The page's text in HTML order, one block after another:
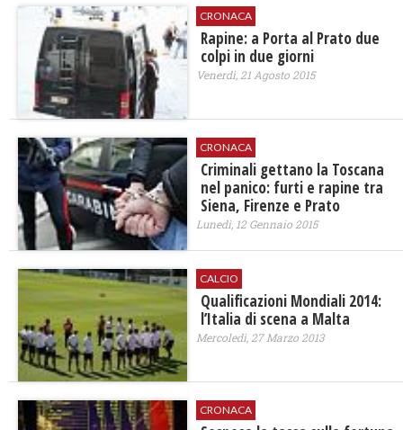
CRONACA
Rapine: a Porta al Prato due
colpi in due giorni
Venerdì, 21 Agosto 2015
CRONACA
Criminali gettano la Toscana
nel panico: furti e rapine tra
Siena, Firenze e Prato
Lunedì, 12 Gennaio 2015
CALCIO
Qualificazioni Mondiali 2014:
l’Italia di scena a Malta
Mercoledì, 27 Marzo 2013
CRONACA